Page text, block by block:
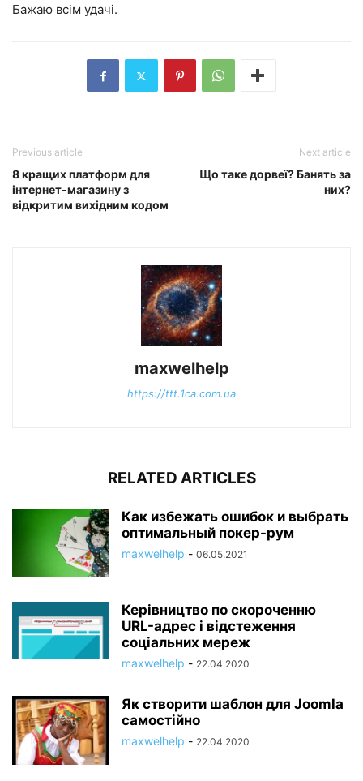
Бажаю всім удачі.
Previous article
8 кращих платформ для
інтернет-магазину з
відкритим вихідним кодом
Next article
Що таке дорвеї? Банять за
них?
maxwelhelp
https://ttt.1ca.com.ua
RELATED ARTICLES
Как избежать ошибок и выбрать
оптимальный покер-рум
maxwelhelp - 06.05.2021
Керівництво по скороченню
URL-адрес і відстеження
соціальних мереж
maxwelhelp - 22.04.2020
Як створити шаблон для Joomla
самостійно
maxwelhelp - 22.04.2020